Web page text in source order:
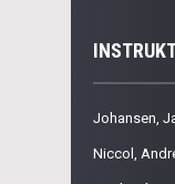
Johansen,
Niccol,